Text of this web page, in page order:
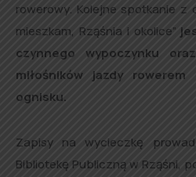
rowerowy. Kolejne spotkanie z
mieszkam, Rząśnia i okolice”
czynnego wypoczynku
miłośników jazdy
ognisku.
Zapisy na wycieczkę
Bibliotekę Publiczną w Rząśni,